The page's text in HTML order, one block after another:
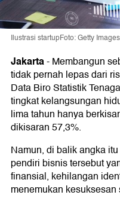
Ilustrasi startupFoto: Getty
Jakarta-Membangun
tidak pernah lepas dari
Data Biro Statistik
tingkat kelangsungan
lima tahun hanya
dikisaran 57,3%.
Namun, di balik angka
pendiri bisnis tersebut
finansial, kehilangan
menemukan kesuksesan